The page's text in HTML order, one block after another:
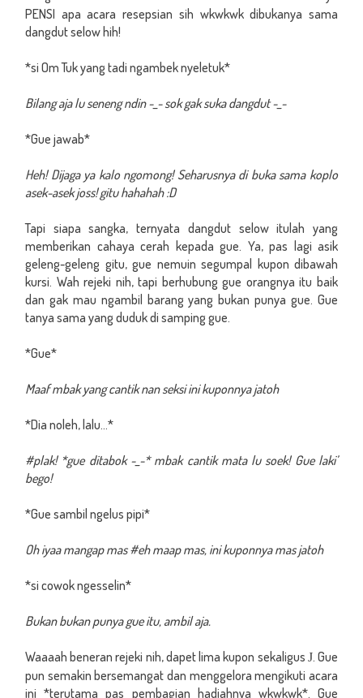
PENSI apa acara resepsian sih wkwkwk dibukanya sama
dangdut selow hih!
*si Om Tuk yang tadi ngambek nyeletuk*
Bilang aja lu seneng ndin -_- sok gak suka dangdut -_-
*Gue jawab*
Heh! Dijaga ya kalo ngomong! Seharusnya di buka sama koplo
asek-asek joss! gitu hahahah :D
Tapi siapa sangka, ternyata dangdut selow itulah yang
memberikan cahaya cerah kepada gue. Ya, pas lagi asik
geleng-geleng gitu, gue nemuin segumpal kupon dibawah
kursi. Wah rejeki nih, tapi berhubung gue orangnya itu baik
dan gak mau ngambil barang yang bukan punya gue. Gue
tanya sama yang duduk di samping gue.
*Gue*
Maaf mbak yang cantik nan seksi ini kuponnya jatoh
*Dia noleh, lalu...*
#plak! *gue ditabok -_-* mbak cantik mata lu soek! Gue laki’
bego!
*Gue sambil ngelus pipi*
Oh iyaa mangap mas #eh maap mas, ini kuponnya mas jatoh
*si cowok ngesselin*
Bukan bukan punya gue itu, ambil aja.
Waaaah beneran rejeki nih, dapet lima kupon sekaligus J. Gue
pun semakin bersemangat dan menggelora mengikuti acara
ini *terutama pas pembagian hadiahnya wkwkwk*. Gue